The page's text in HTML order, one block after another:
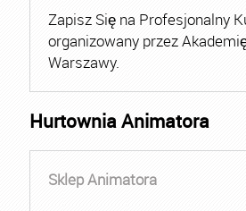
Zapisz Się na Profesjonalny
organizowany przez
Warszawy.
Hurtownia Animatora
Sklep Animatora